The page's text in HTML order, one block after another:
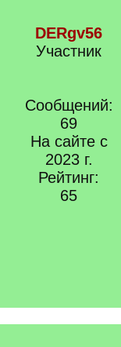
DERgv56
Участник
Сообщений:
69
На сайте с
2023 г.
Рейтинг:
65